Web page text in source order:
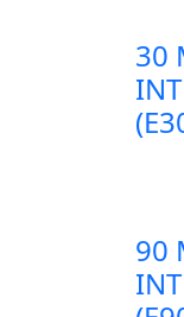
30
90